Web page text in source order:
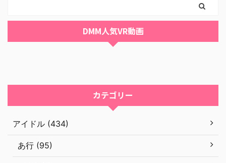
DMM人気VR動画
カテゴリー
アイドル (434)
あ行 (95)